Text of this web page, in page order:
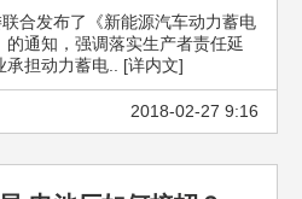
合发布了《新能源汽车动力蓄电
通知，强调落实生产者责任延
担动力蓄电.. [详内文]
2018-02-27 9:16